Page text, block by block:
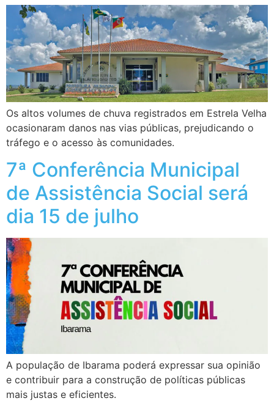
Os altos volumes de chuva registrados em Estrela Velha
ocasionaram danos nas vias públicas, prejudicando o
tráfego e o acesso às comunidades.
7ª Conferência Municipal
de Assistência Social será
dia 15 de julho
A população de Ibarama poderá expressar sua opinião
e contribuir para a construção de políticas públicas
mais justas e eficientes.